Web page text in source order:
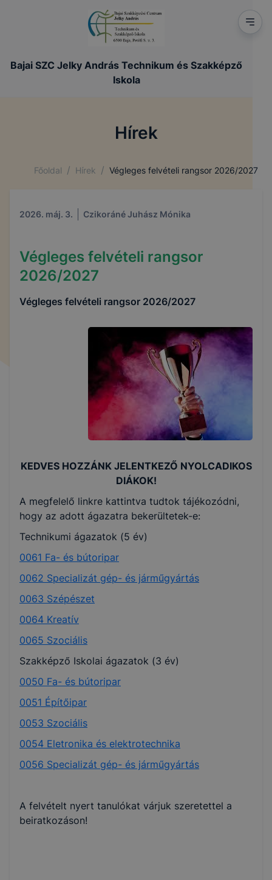
Bajai SZC Jelky András Technikum és Szakképző
Iskola
Hírek
Főoldal / Hírek / Végleges felvételi rangsor 2026/2027
2026. máj. 3. Czikoráné Juhász Mónika
Végleges felvételi rangsor
2026/2027
Végleges felvételi rangsor 2026/2027
KEDVES HOZZÁNK JELENTKEZŐ NYOLCADIKOS
DIÁKOK!
A megfelelő linkre kattintva tudtok tájékozódni,
hogy az adott ágazatra bekerültetek-e:
Technikumi ágazatok (5 év)
0061 Fa- és bútoripar
0062 Specializát gép- és járműgyártás
0063 Szépészet
0064 Kreatív
0065 Szociális
Szakképző Iskolai ágazatok (3 év)
0050 Fa- és bútoripar
0051 Építőipar
0053 Szociális
0054 Eletronika és elektrotechnika
0056 Specializát gép- és járműgyártás
A felvételt nyert tanulókat várjuk szeretettel a
beiratkozáson!